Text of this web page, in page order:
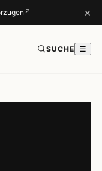
↗ ×
SUCHE ☰